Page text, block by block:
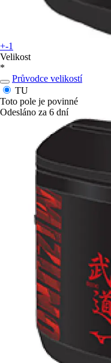
+-1
Velikost
*
Průvodce velikostí
TU
Toto pole je povinné
Odesláno za 6 dní